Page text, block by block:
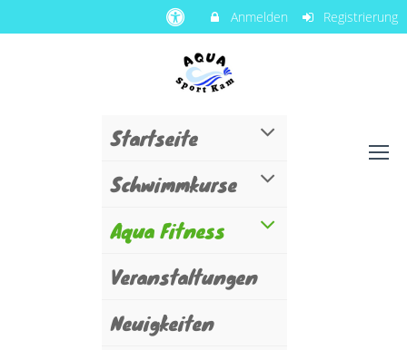
Anmelden Registrierung
Startseite
Schwimmkurse
Aqua Fitness
Veranstaltungen
Neuigkeiten